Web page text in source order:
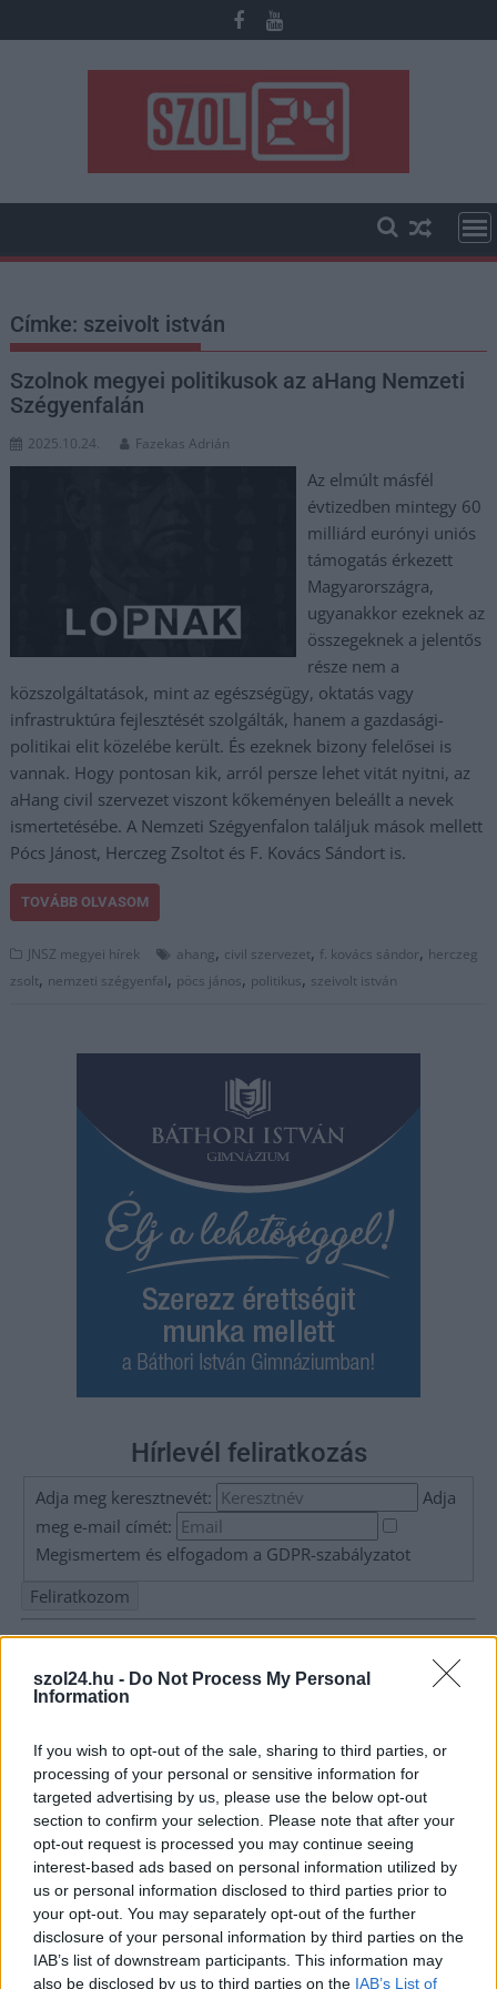
szol24.hu - Do Not Process My Personal
Information
If you wish to opt-out of the sale, sharing to third parties, or
processing of your personal or sensitive information for
targeted advertising by us, please use the below opt-out
section to confirm your selection. Please note that after your
opt-out request is processed you may continue seeing
interest-based ads based on personal information utilized by
us or personal information disclosed to third parties prior to
your opt-out. You may separately opt-out of the further
disclosure of your personal information by third parties on the
IAB’s list of downstream participants. This information may
also be disclosed by us to third parties on the IAB’s List of
to
Címke: szeivolt istván
Szolnok megyei politikusok az aHang Nemzeti
Szégyenfalán
2025.10.24. Fazekas Adrián
Az elmúlt másfél
évtizedben mintegy 60
milliárd eurónyi uniós
támogatás érkezett
Magyarországra,
ugyanakkor ezeknek az
összegeknek a jelentős
része nem a
közszolgáltatások, mint az egészségügy, oktatás vagy
infrastruktúra fejlesztését szolgálták, hanem a gazdasági-
politikai elit közelébe került. És ezeknek bizony felelősei is
vannak. Hogy pontosan kik, arról persze lehet vitát nyitni, az
aHang civil szervezet viszont kőkeményen beleállt a nevek
ismertetésébe. A Nemzeti Szégyenfalon találjuk mások mellett
Pócs Jánost, Herczeg Zsoltot és F. Kovács Sándort is.
TOVÁBB OLVASOM
JNSZ megyei hírek ahang, civil szervezet, f. kovács sándor, herczeg
zsolt, nemzeti szégyenfal, pöcs jános, politikus, szeivolt istván
Hírlevél feliratkozás
Adja meg keresztnevét:
Adja
meg e-mail címét:
Megismertem és elfogadom a GDPR-szabályzatot
Nem szeretne lemaradni semmiről? Csak egy kattintás, és hírlevelünk a
legfrissebb információkkal és exkluzív tartalmakkal hétről hétre
postaládájába érkezik!
A SZOL24 legfrissebb 24 cikke
Néma tisztelgéssel és szirénaszóval emlékeztek a hősi halált
halt tűzoltókra Jász-Nagykun-Szolnok megyében
Hajnalban csaptak fel a lángok Kisújszálláson
Szalagkorlátnak csapódott egy autó a 4-es főúton, Szajolnál
történt a baleset